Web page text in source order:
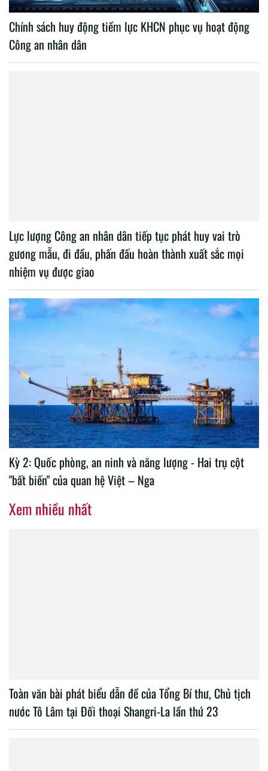
Chính sách huy động tiềm lực KHCN phục vụ hoạt động
Công an nhân dân
Lực lượng Công an nhân dân tiếp tục phát huy vai trò
gương mẫu, đi đầu, phấn đấu hoàn thành xuất sắc mọi
nhiệm vụ được giao
Kỳ 2: Quốc phòng, an ninh và năng lượng - Hai trụ cột
"bất biến" của quan hệ Việt – Nga
Xem nhiều nhất
Toàn văn bài phát biểu dẫn đề của Tổng Bí thư, Chủ tịch
nước Tô Lâm tại Đối thoại Shangri-La lần thứ 23